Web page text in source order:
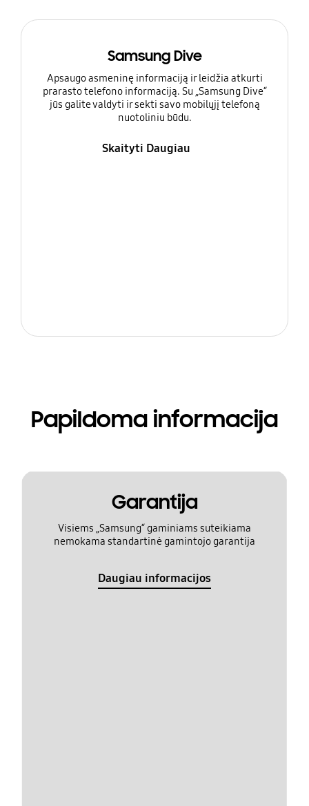
Samsung Dive
Apsaugo asmeninę informaciją ir leidžia atkurti
prarasto telefono informaciją. Su „Samsung Dive“
jūs galite valdyti ir sekti savo mobilųjį telefoną
nuotoliniu būdu.
Skaityti Daugiau
Papildoma informacija
Garantija
Visiems „Samsung“ gaminiams suteikiama
nemokama standartinė gamintojo garantija
Daugiau informacijos